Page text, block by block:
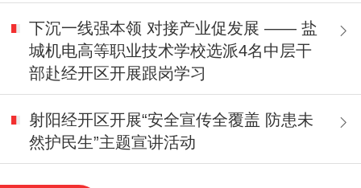
下沉一线强本领 对接产业促发展 —— 盐
城机电高等职业技术学校选派4名中层干
部赴经开区开展跟岗学习
射阳经开区开展“安全宣传全覆盖 防患未
然护民生”主题宣讲活动